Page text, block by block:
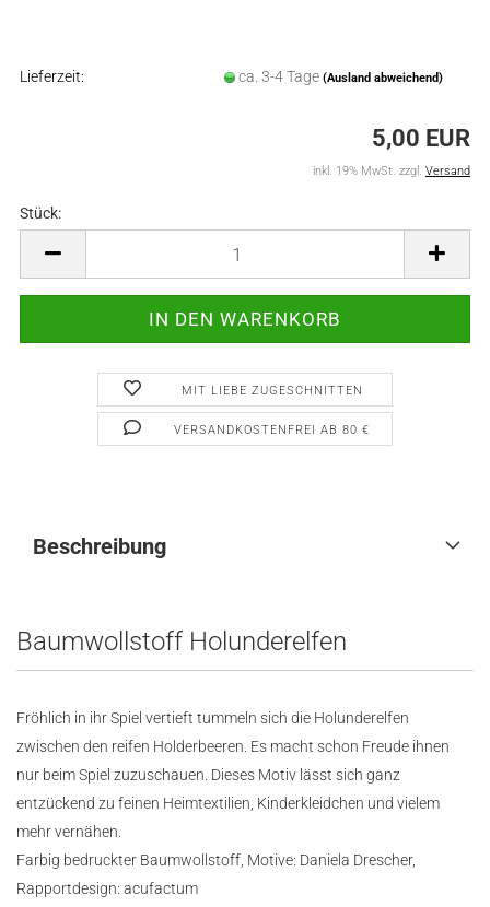
Lieferzeit: ca. 3-4 Tage (Ausland abweichend)
5,00 EUR
inkl. 19% MwSt. zzgl. Versand
Stück:
MIT LIEBE ZUGESCHNITTEN
VERSANDKOSTENFREI AB 80 €
Beschreibung
Baumwollstoff Holunderelfen
Fröhlich in ihr Spiel vertieft tummeln sich die Holunderelfen
zwischen den reifen Holderbeeren. Es macht schon Freude ihnen
nur beim Spiel zuzuschauen. Dieses Motiv lässt sich ganz
entzückend zu feinen Heimtextilien, Kinderkleidchen und vielem
mehr vernähen.
Farbig bedruckter Baumwollstoff, Motive: Daniela Drescher,
Rapportdesign: acufactum